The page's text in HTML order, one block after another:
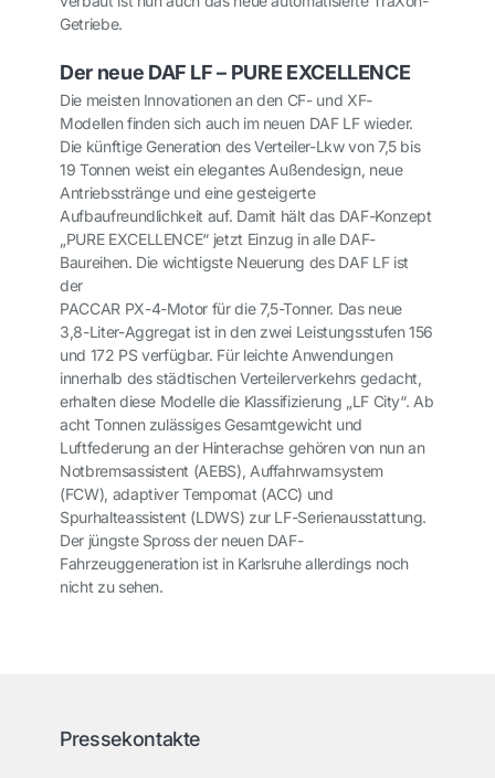
Getriebe.
Der neue DAF LF – PURE EXCELLENCE
Die meisten Innovationen an den CF- und XF-
Modellen finden sich auch im neuen DAF LF wieder.
Die künftige Generation des Verteiler-Lkw von 7,5 bis
19 Tonnen weist ein elegantes Außendesign, neue
Antriebsstränge und eine gesteigerte
Aufbaufreundlichkeit auf. Damit hält das DAF-Konzept
„PURE EXCELLENCE“ jetzt Einzug in alle DAF-
Baureihen. Die wichtigste Neuerung des DAF LF ist
der
PACCAR PX-4-Motor für die 7,5-Tonner. Das neue
3,8-Liter-Aggregat ist in den zwei Leistungsstufen 156
und 172 PS verfügbar. Für leichte Anwendungen
innerhalb des städtischen Verteilerverkehrs gedacht,
erhalten diese Modelle die Klassifizierung „LF City“. Ab
acht Tonnen zulässiges Gesamtgewicht und
Luftfederung an der Hinterachse gehören von nun an
Notbremsassistent (AEBS), Auffahrwarnsystem
(FCW), adaptiver Tempomat (ACC) und
Spurhalteassistent (LDWS) zur LF-Serienausstattung.
Der jüngste Spross der neuen DAF-
Fahrzeuggeneration ist in Karlsruhe allerdings noch
nicht zu sehen.
Pressekontakte